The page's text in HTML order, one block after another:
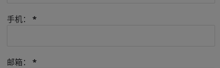
手机： *
邮箱： *